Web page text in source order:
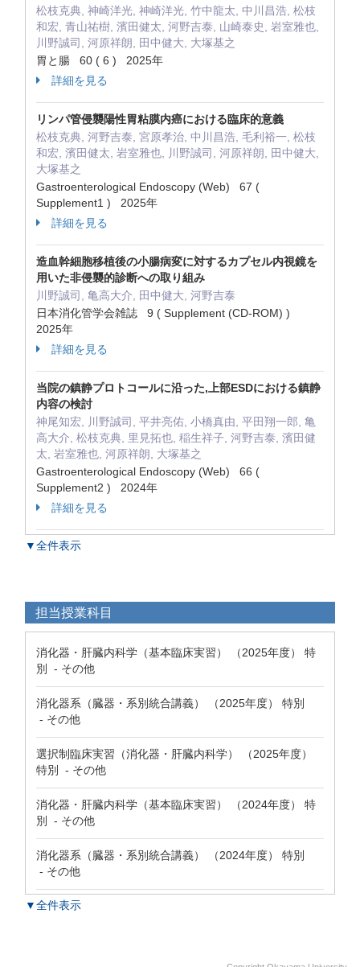
松枝克典, 神崎洋光, 神崎洋光, 竹中龍太, 中川昌浩, 松枝
和宏, 青山祐樹, 濱田健太, 河野吉泰, 山崎泰史, 岩室雅也,
川野誠司, 河原祥朗, 田中健大, 大塚基之
胃と腸 60 ( 6 ) 2025年
詳細を見る
リンパ管侵襲陽性胃粘膜内癌における臨床的意義
松枝克典, 河野吉泰, 宮原孝治, 中川昌浩, 毛利裕一, 松枝
和宏, 濱田健太, 岩室雅也, 川野誠司, 河原祥朗, 田中健大,
大塚基之
Gastroenterological Endoscopy (Web) 67 (
Supplement1 ) 2025年
詳細を見る
造血幹細胞移植後の小腸病変に対するカプセル内視鏡を
用いた非侵襲的診断への取り組み
川野誠司, 亀高大介, 田中健大, 河野吉泰
日本消化管学会雑誌 9 ( Supplement (CD-ROM) )
2025年
詳細を見る
当院の鎮静プロトコールに沿った,上部ESDにおける鎮静
内容の検討
神尾知宏, 川野誠司, 平井亮佑, 小橋真由, 平田翔一郎, 亀
高大介, 松枝克典, 里見拓也, 稲生祥子, 河野吉泰, 濱田健
太, 岩室雅也, 河原祥朗, 大塚基之
Gastroenterological Endoscopy (Web) 66 (
Supplement2 ) 2024年
詳細を見る
▼全件表示
担当授業科目
消化器・肝臓内科学（基本臨床実習） （2025年度） 特
別 - その他
消化器系（臓器・系別統合講義） （2025年度） 特別
- その他
選択制臨床実習（消化器・肝臓内科学） （2025年度）
特別 - その他
消化器・肝臓内科学（基本臨床実習） （2024年度） 特
別 - その他
消化器系（臓器・系別統合講義） （2024年度） 特別
- その他
▼全件表示